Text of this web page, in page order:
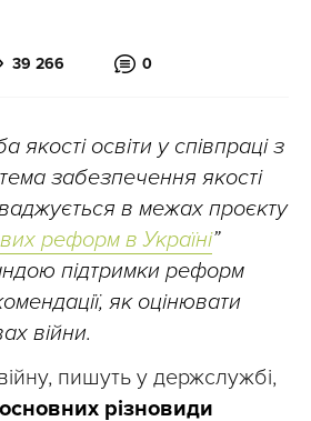
39 266 0
освіти у співпраці з
забезпечення якості
в межах проєкту
реформ в Україні”
підтримки реформ
як оцінювати
війни.
пишуть у держслужбі,
різновиди